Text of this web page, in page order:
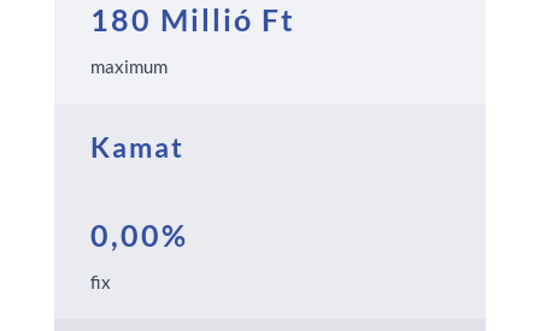
180 Millió Ft
maximum
Kamat
0,00%
fix